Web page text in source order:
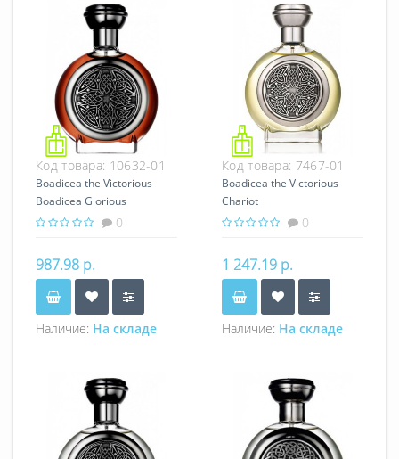
Код товара: 10632-01
Boadicea the Victorious
Boadicea Glorious
0
987.98 р.
Наличие: На складе
Код товара: 7467-01
Boadicea the Victorious
Chariot
0
1 247.19 р.
Наличие: На складе